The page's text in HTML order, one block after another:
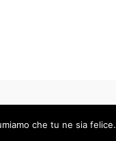
che tu ne sia felice.